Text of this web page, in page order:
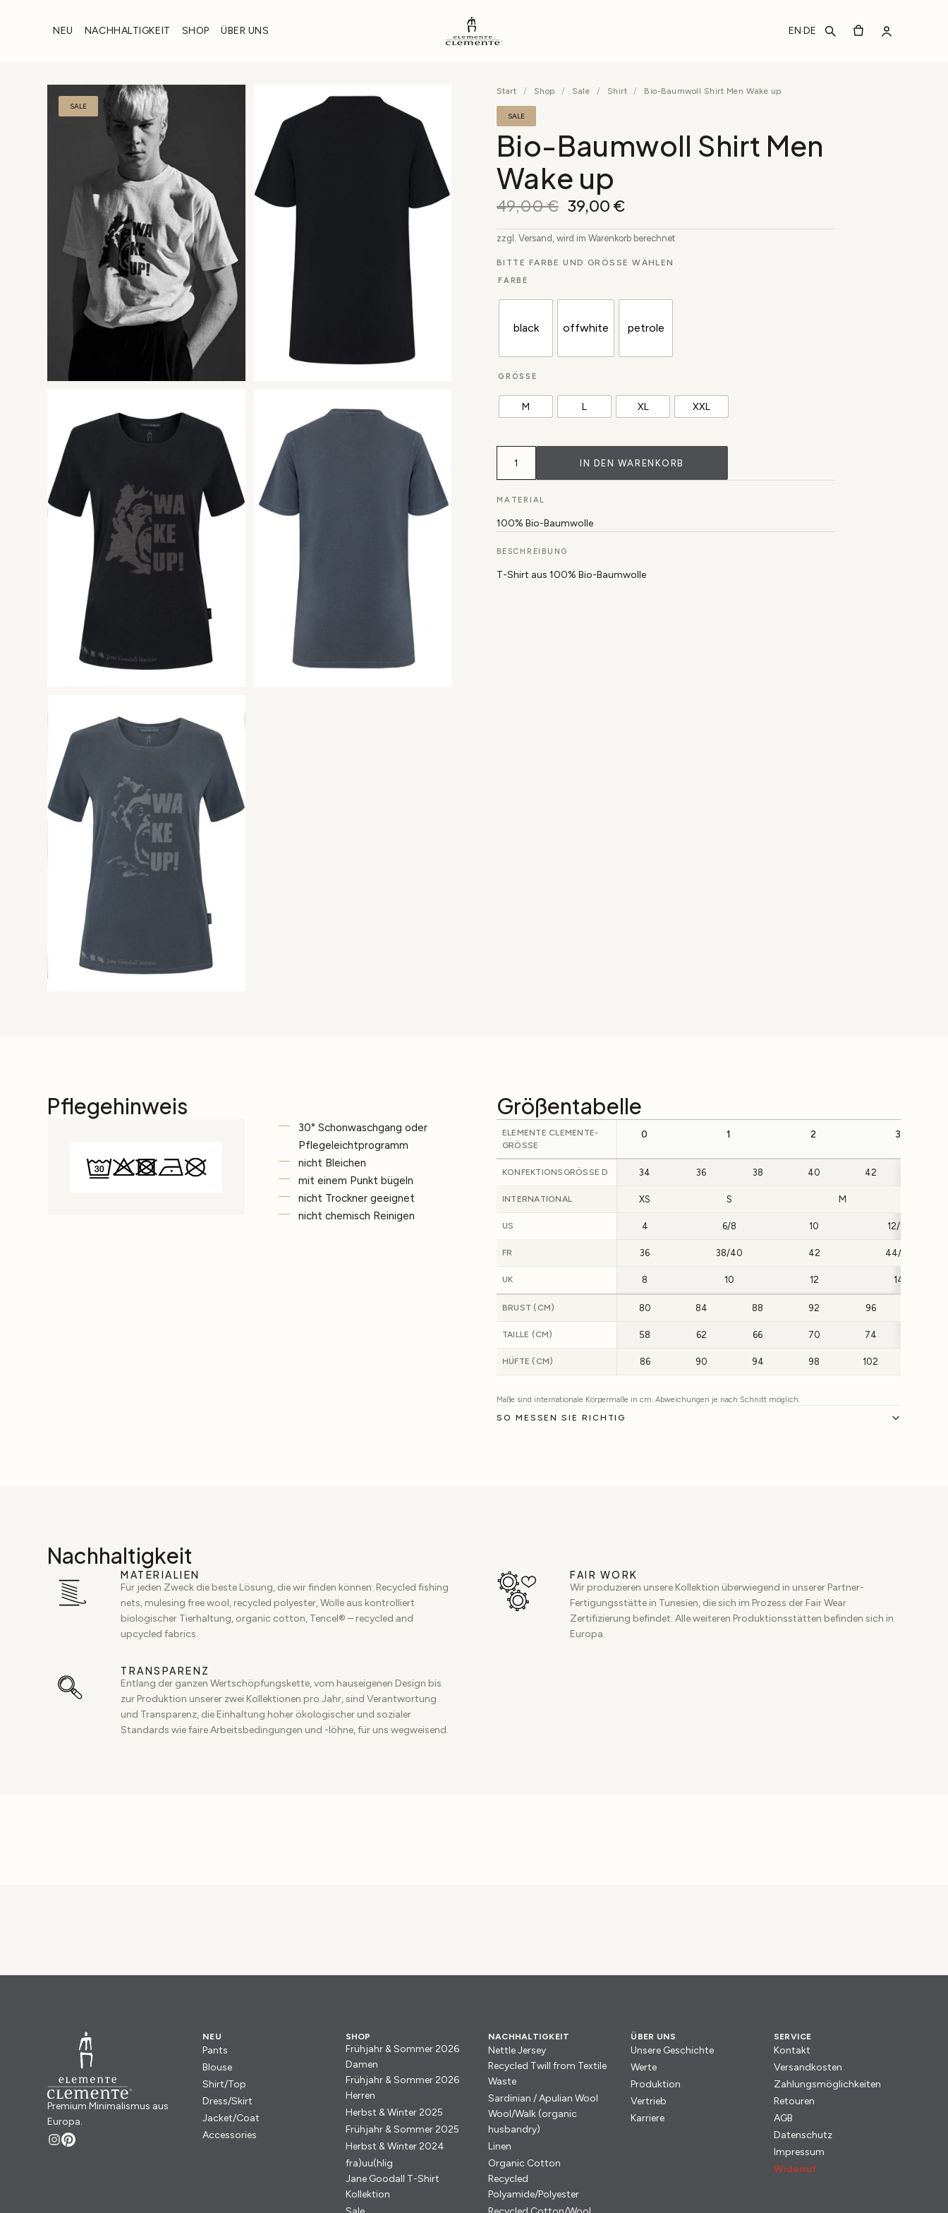
EN·DE
NEU NACHHALTIGKEIT SHOP ÜBER UNS
SALE
Start / Shop / Sale / Shirt / Bio-Baumwoll Shirt Men Wake up
SALE
Bio-Baumwoll Shirt Men
Wake up
49,00€ 39,00 €
zzgl. Versand, wird im Warenkorb berechnet
BITTE FARBE UND GRÖSSE WÄHLEN
FARBE
black offwhite petrole
GRÖSSE
M L XL XXL
Bio-
Baumwoll
Men
Wake
up
Menge
IN DEN WARENKORB
MATERIAL
100% Bio-Baumwolle
BESCHREIBUNG
T-Shirt aus 100% Bio-Baumwolle
Pflegehinweis
30° Schonwaschgang oder
Pflegeleichtprogramm
nicht Bleichen
mit einem Punkt bügeln
nicht Trockner geeignet
nicht chemisch Reinigen
Größentabelle
ELEMENTE CLEMENTE-
GRÖSSE
0 1 2 3
KONFEKTIONSGRÖSSE D 34 36 38 40 42
INTERNATIONAL XS S M
US 4 6/8 10 12/14
FR 36 38/40 42 44/46
UK 8 10 12 14
BRUST (CM) 80 84 88 92 96
TAILLE (CM) 58 62 66 70 74
HÜFTE (CM) 86 90 94 98 102
Maße sind internationale Körpermaße in cm. Abweichungen je nach Schnitt möglich.
SO MESSEN SIE RICHTIG
Nachhaltigkeit
MATERIALIEN
Für jeden Zweck die beste Lösung, die wir finden können: Recycled fishing
nets, mulesing free wool, recycled polyester, Wolle aus kontrolliert
biologischer Tierhaltung, organic cotton, Tencel® – recycled and
upcycled fabrics.
FAIR WORK
Wir produzieren unsere Kollektion überwiegend in unserer Partner-
Fertigungsstätte in Tunesien, die sich im Prozess der Fair Wear
Zertifizierung befindet. Alle weiteren Produktionsstätten befinden sich in
Europa.
TRANSPARENZ
Entlang der ganzen Wertschöpfungskette, vom hauseigenen Design bis
zur Produktion unserer zwei Kollektionen pro Jahr, sind Verantwortung
und Transparenz, die Einhaltung hoher ökologischer und sozialer
Standards wie faire Arbeitsbedingungen und -löhne, für uns wegweisend.
Premium Minimalismus aus
Europa.
NEU
Pants
Blouse
Shirt/Top
Dress/Skirt
Jacket/Coat
Accessories
SHOP
Frühjahr & Sommer 2026
Damen
Frühjahr & Sommer 2026
Herren
Herbst & Winter 2025
Frühjahr & Sommer 2025
Herbst & Winter 2024
fra)uu(hlig
Jane Goodall T-Shirt
Kollektion
NACHHALTIGKEIT
Nettle Jersey
Recycled Twill from Textile
Waste
Sardinian / Apulian Wool
Wool/Walk (organic
husbandry)
Linen
Organic Cotton
Recycled
Polyamide/Polyester
ÜBER UNS
Unsere Geschichte
Werte
Produktion
Vertrieb
Karriere
SERVICE
Kontakt
Versandkosten
Zahlungsmöglichkeiten
Retouren
AGB
Datenschutz
Impressum
Widerruf